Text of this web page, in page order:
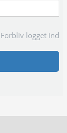
Forbliv logget ind